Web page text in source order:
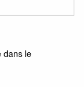
dans le